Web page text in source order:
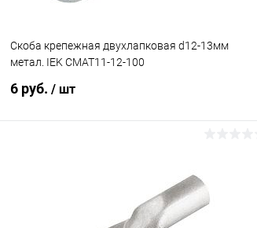
Скоба крепежная двухлапковая d12-13мм
метал. IEK CMAT11-12-100
6 руб. / шт
Сравнение
В наличии